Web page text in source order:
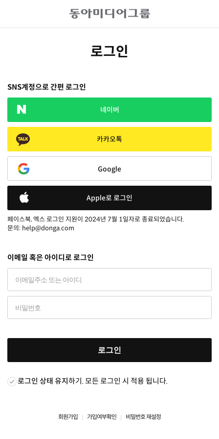
로그인
SNS계정으로 간편 로그인
네이버
카카오톡
Google
Apple로 로그인
페이스북, 엑스 로그인 지원이 2024년 7월 1일자로 종료되었습니다.
문의: help@donga.com
이메일 혹은 아이디로 로그인
로그인
로그인 상태 유지하기. 모든 로그인 시 적용 됩니다.
회원가입 가입여부확인 비밀번호 재설정